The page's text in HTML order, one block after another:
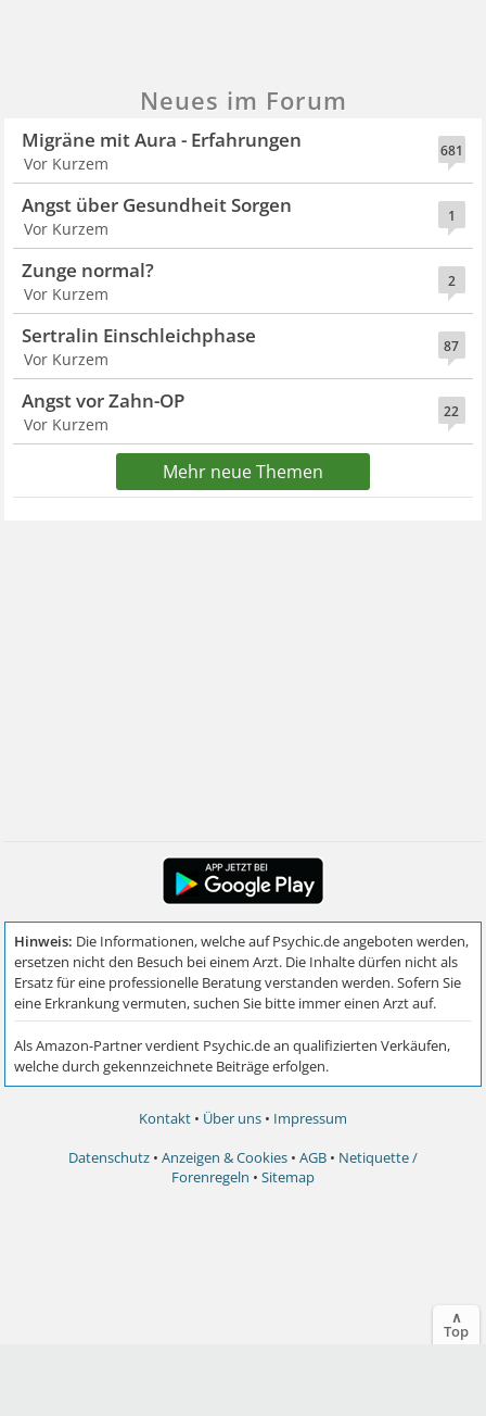
Neues im Forum
681
Migräne mit Aura - Erfahrungen
Vor Kurzem
1
Angst über Gesundheit Sorgen
Vor Kurzem
2
Zunge normal?
Vor Kurzem
87
Sertralin Einschleichphase
Vor Kurzem
22
Angst vor Zahn-OP
Vor Kurzem
Mehr neue Themen
Kontakt • Über uns • Impressum
Datenschutz • Anzeigen & Cookies • AGB • Netiquette /
Forenregeln • Sitemap
∧
Top